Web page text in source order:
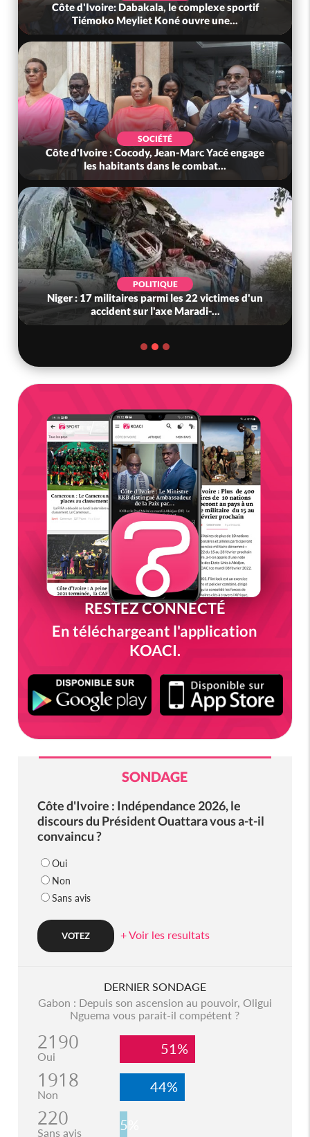
Côte d'Ivoire: Dabakala, le complexe sportif
Tiémoko Meyliet Koné ouvre une...
SOCIÉTÉ
Côte d'Ivoire : Cocody, Jean-Marc Yacé engage
les habitants dans le combat...
POLITIQUE
Niger : 17 militaires parmi les 22 victimes d'un
accident sur l'axe Maradi-...
RESTEZ CONNECTÉ
En téléchargeant l'application
KOACI.
SONDAGE
Côte d'Ivoire : Indépendance 2026, le
discours du Président Ouattara vous a-t-il
convaincu ?
Oui
Non
Sans avis
+ Voir les resultats
DERNIER SONDAGE
Gabon : Depuis son ascension au pouvoir, Oligui
Nguema vous parait-il compétent ?
2190
Oui 51%
1918
Non 44%
220
Sans avis 5%